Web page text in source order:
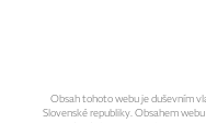
Obsah tohoto webu je duševním
Slovenské republiky. Obsahem